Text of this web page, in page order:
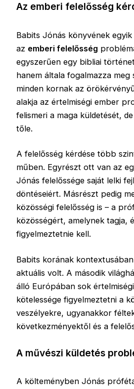
Az emberi felelősség
Babits Jónás könyvének
az emberi felelősség
egyszerűen egy bibliai
hanem általa fogalmazza meg
minden kornak az
alakja az értelmiségi ember
felismeri a maga küldetését,
tőle.
A felelősség kérdése több
műben. Egyrészt ott van az
Jónás felelőssége saját lelki
döntéseiért. Másrészt pedig
közösségi felelősség is – a
közösségért, amelynek tagja,
figyelmeztetnie kell.
Babits korának
aktuális volt. A második
álló Európában sok
kötelessége figyelmeztetni a
veszélyekre, ugyanakkor
következményektől és a
A művészi küldetés
A költeményben Jónás